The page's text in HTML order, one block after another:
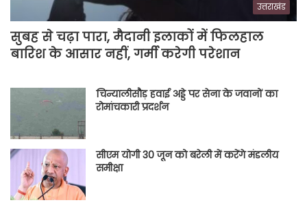
उत्तराखंड
सुबह से चढ़ा पारा, मैदानी इलाकों में फिलहाल
बारिश के आसार नहीं, गर्मी करेगी परेशान
चिन्यालीसौड़ हवाई अड्डे पर सेना के जवानों का
रोमांचकारी प्रदर्शन
सीएम योगी 30 जून को बरेली में करेंगे मंडलीय
समीक्षा